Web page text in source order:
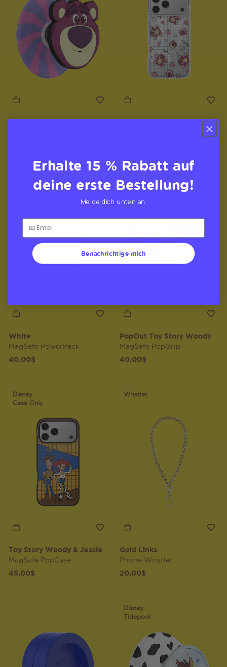
PopOut Toy Story Lotso
White
MagSafe PowerPack
40,00$
Disney
PopOut Toy Story Woody
MagSafe PopGrip
40,00$
Disney
Case Only
Toy Story Woody & Jessie
MagSafe PopCase
45,00$
Wristlet
Gold Links
Phone Wristlet
20,00$
Disney
Tidepool
Erhalte 15 % Rabatt auf
deine erste Bestellung!
Melde dich unten an:
Benachrichtige mich